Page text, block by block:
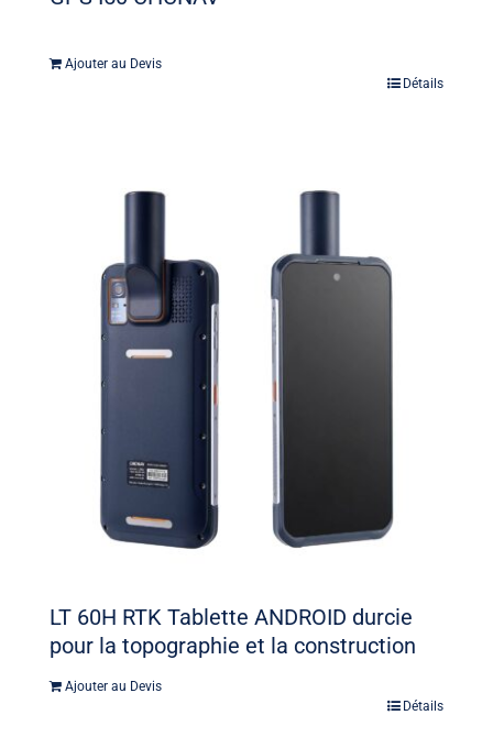
Ajouter au Devis
Détails
LT 60H RTK Tablette ANDROID durcie
pour la topographie et la construction
Ajouter au Devis
Détails